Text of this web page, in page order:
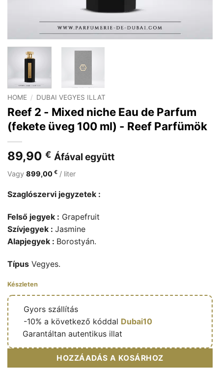
HOME / DUBAI VEGYES ILLAT
Reef 2 - Mixed niche Eau de Parfum
(fekete üveg 100 ml) - Reef Parfümök
89,90 € Áfával együtt
Vagy 899,00 € / liter
Szaglószervi jegyzetek :
Felső jegyek : Grapefruit
Szívjegyek : Jasmine
Alapjegyek : Borostyán.
Típus Vegyes.
Készleten
Gyors szállítás
-10% a következő kóddal Dubai10
Garantáltan autentikus illat
HOZZÁADÁS A KOSÁRHOZ